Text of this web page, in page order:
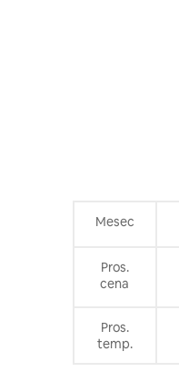
Mesec
Pros.
cena
Pros.
temp.